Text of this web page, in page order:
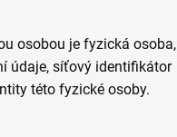
osobou je fyzická osoba,
údaje, síťový identifikátor
této fyzické osoby.